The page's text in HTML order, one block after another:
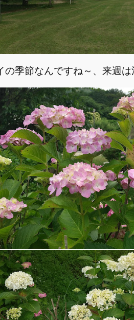
の季節なんですね～、来週は